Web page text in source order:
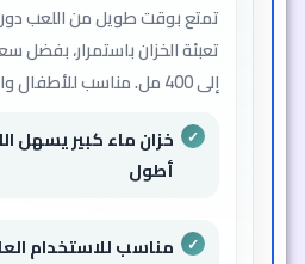
تمتع بوقت طويل من اللعب
تعبئة الخزان باستمرار، بفضل
إلى 400 مل. مناسب للأطفال والكبار على حد سواء.
خزان ماء كبير يسهل
أطول
مناسب للاستخدام